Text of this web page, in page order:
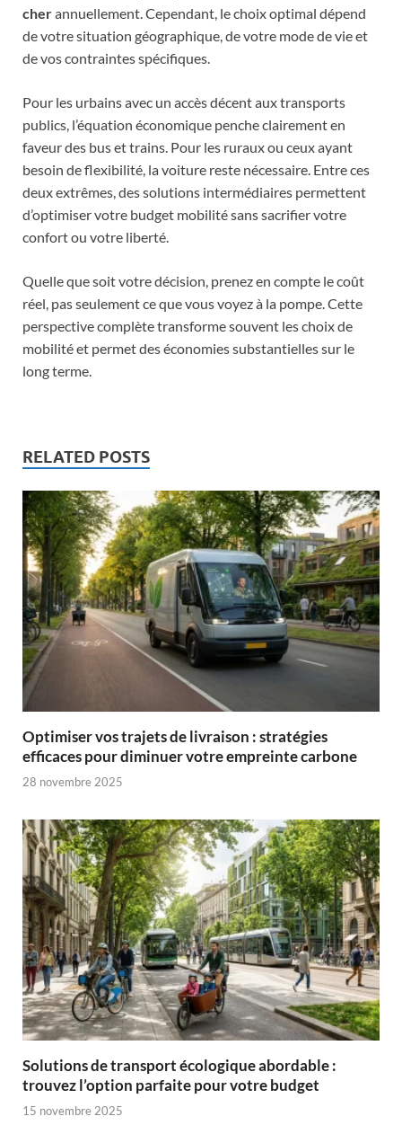
cherannuellement. Cependant, le choix optimal dépend
de votre situation géographique, de votre mode de vie et
de vos contraintes spécifiques.
Pour les urbains avec un accès décent aux transports
publics, l’équation économique penche clairement en
faveur des bus et trains. Pour les ruraux ou ceux ayant
besoin de flexibilité, la voiture reste nécessaire. Entre ces
deux extrêmes, des solutions intermédiaires permettent
d’optimiser votre budget mobilité sans sacrifier votre
confort ou votre liberté.
Quelle que soit votre décision, prenez en compte le coût
réel, pas seulement ce que vous voyez à la pompe. Cette
perspective complète transforme souvent les choix de
mobilité et permet des économies substantielles sur le
long terme.
RELATED POSTS
Optimiser vos trajets de livraison : stratégies
efficaces pour diminuer votre empreinte carbone
28 novembre 2025
Solutions de transport écologique abordable :
trouvez l’option parfaite pour votre budget
15 novembre 2025